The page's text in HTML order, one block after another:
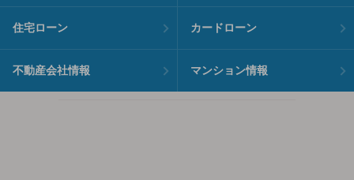
住宅ローン カードローン
不動産会社情報 マンション情報